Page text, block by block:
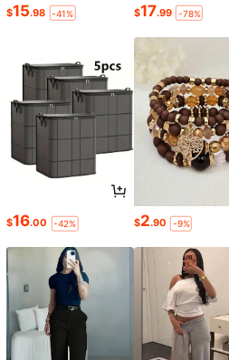
$15.98 -41% $17.99 -78%
$16.00 -42% $2.90 -9%